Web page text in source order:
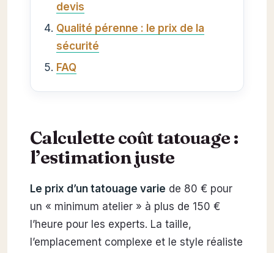
devis
Qualité pérenne : le prix de la
sécurité
FAQ
Calculette coût tatouage :
l’estimation juste
Le prix d’un tatouage varie de 80 € pour
un « minimum atelier » à plus de 150 €
l’heure pour les experts. La taille,
l’emplacement complexe et le style réaliste